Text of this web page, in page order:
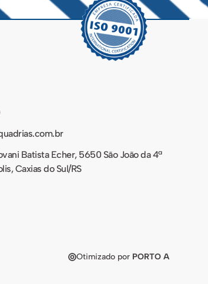
Batista Echer, 5650 São João da 4ª
Caxias do Sul/RS
Otimizado por PORTO A